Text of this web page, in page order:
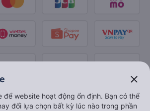
close
để website hoạt động ổn định. Bạn có thể
đổi lựa chọn bất kỳ lúc nào trong phần